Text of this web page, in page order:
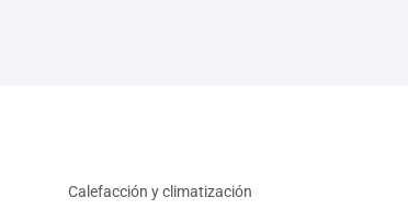
Calefacción y climatización